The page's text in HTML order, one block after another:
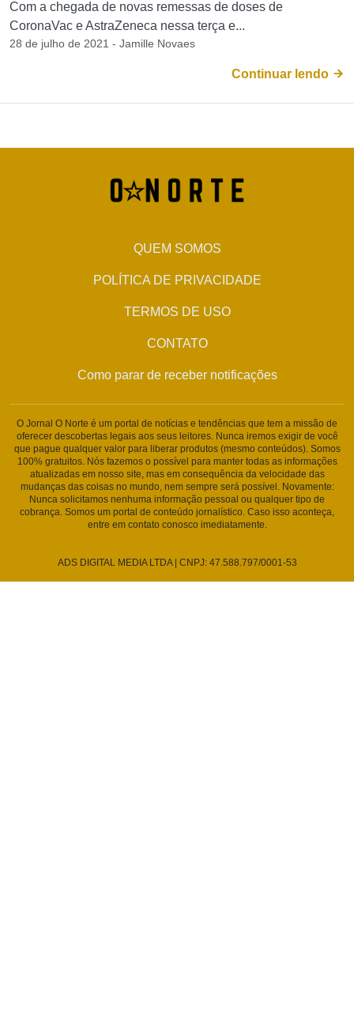
Com a chegada de novas remessas de doses de
CoronaVac e AstraZeneca nessa terça e...
28 de julho de 2021 - Jamille Novaes
Continuar lendo
QUEM SOMOS
POLÍTICA DE PRIVACIDADE
TERMOS DE USO
CONTATO
Como parar de receber notificações
O Jornal O Norte é um portal de notícias e tendências que tem a missão de
oferecer descobertas legais aos seus leitores. Nunca iremos exigir de você
que pague qualquer valor para liberar produtos (mesmo conteúdos). Somos
100% gratuitos. Nós fazemos o possível para manter todas as informações
atualizadas em nosso site, mas em consequência da velocidade das
mudanças das coisas no mundo, nem sempre será possível. Novamente:
Nunca solicitamos nenhuma informação pessoal ou qualquer tipo de
cobrança. Somos um portal de conteúdo jornalístico. Caso isso aconteça,
entre em contato conosco imediatamente.
ADS DIGITAL MEDIA LTDA | CNPJ: 47.588.797/0001-53